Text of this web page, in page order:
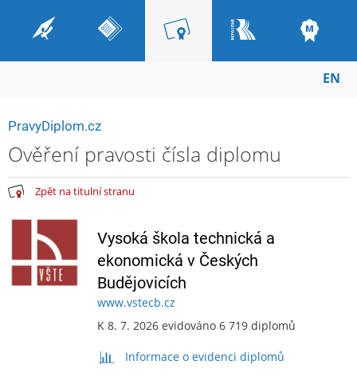
EN
PravyDiplom.cz
Ověření pravosti čísla diplomu
Zpět na titulní stranu
Vysoká škola technická a
ekonomická v Českých
Budějovicích
www.vstecb.cz
K 8. 7. 2026 evidováno 6 719 diplomů
Informace o evidenci diplomů